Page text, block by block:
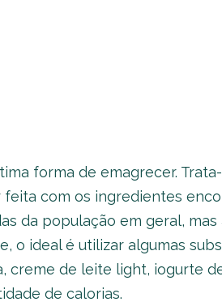
forma de emagrecer.
com os ingredientes
da população em geral,
o ideal é utilizar algumas
creme de leite light, iogurte
de calorias.